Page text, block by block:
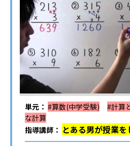
単元： #算数(中学受験) #計算
な計算
指導講師： とある男が授業を